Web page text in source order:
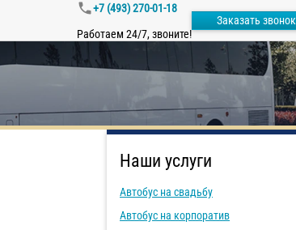
+7 (493) 270-01-18
Работаем 24/7, звоните!
Заказать звонок
Наши услуги
Автобус на свадьбу
Автобус на корпоратив